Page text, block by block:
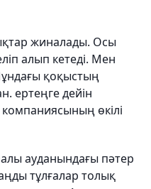
жиналады. Осы
алып кетеді. Мен
қоқыстың
ертеңге дейін
өкілі
ауданындағы пәтер
тұлғалар толық